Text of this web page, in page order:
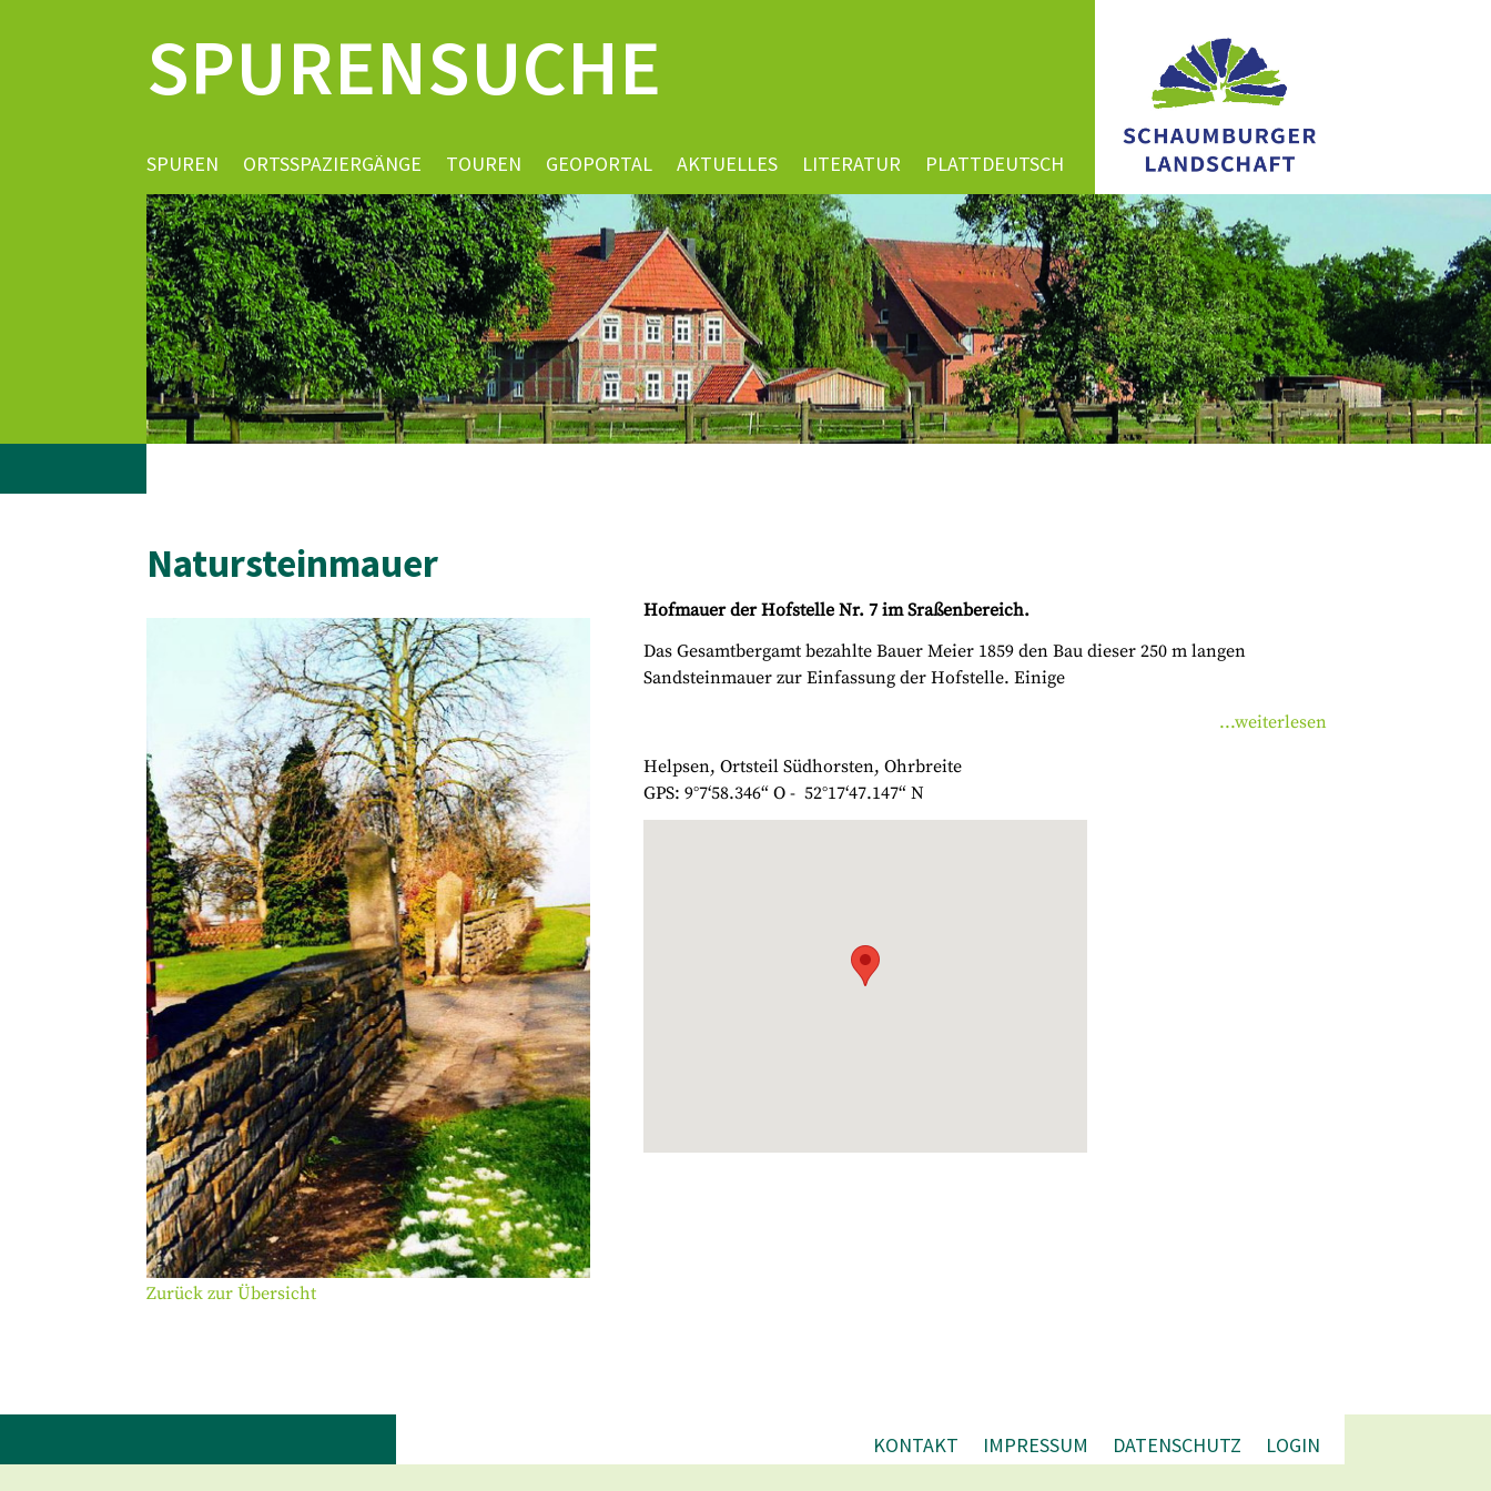
SPURENSUCHE
SPUREN ORTSSPAZIERGÄNGE TOUREN GEOPORTAL AKTUELLES LITERATUR PLATTDEUTSCH
Natursteinmauer
Zurück zur Übersicht
Hofmauer der Hofstelle Nr. 7 im Sraßenbereich.
Das Gesamtbergamt bezahlte Bauer Meier 1859 den Bau dieser 250 m langen
Sandsteinmauer zur Einfassung der Hofstelle. Einige
...weiterlesen
Helpsen, Ortsteil Südhorsten, Ohrbreite
GPS: 9°7‘58.346“ O - 52°17‘47.147“ N
KONTAKT IMPRESSUM DATENSCHUTZ LOGIN